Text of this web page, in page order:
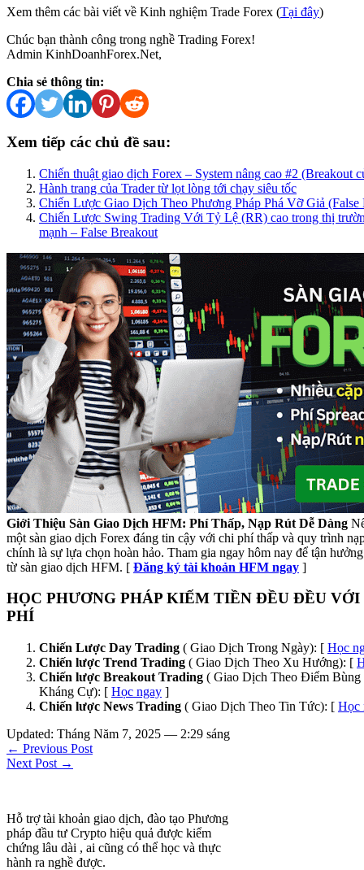
Xem thêm các bài viết về Kinh nghiệm Trade Forex (Tại đây)
Chúc bạn thành công trong nghề Trading Forex!
Admin KinhDoanhForex.Net,
Chia sẻ thông tin:
Xem tiếp các chủ đề sau:
Chiến thuật giao dịch Forex – System nâng cao #2 (Breakout
Hành trang của Trader từ lọt lòng tới chạy siêu tốc
Chiến Lược Giao Dịch Theo Phương Pháp Phá Vỡ Giả (False
Chiến Lược Swing Trading Với Tỷ Lệ (RR) cao trong thị
mạnh – False Breakout
Giới Thiệu Sàn Giao Dịch HFM: Phí Thấp, Nạp Rút Dễ Dàng
một sàn giao dịch Forex đáng tin cậy với chi phí thấp và quy trình
chính là sự lựa chọn hoàn hảo. Tham gia ngay hôm nay để tận
từ sàn giao dịch HFM. [ Đăng ký tài khoản HFM ngay ]
HỌC PHƯƠNG PHÁP KIẾM TIỀN ĐỀU ĐỀU
PHÍ
Chiến Lược Day Trading ( Giao Dịch Trong Ngày): [ Học
Chiến lược Trend Trading ( Giao Dịch Theo Xu Hướng): [
Chiến lược Breakout Trading ( Giao Dịch Theo Điểm Bùng
Kháng Cự): [ Học ngay ]
Chiến lược News Trading ( Giao Dịch Theo Tin Tức): [ Học
Updated: Tháng Năm 7, 2025 — 2:29 sáng
← Previous Post
Next Post →
Hỗ trợ tài khoản giao dịch, đào tạo Phương
pháp đầu tư Crypto hiệu quả được kiểm
chứng lâu dài , ai cũng có thể học và thực
hành ra nghề được.